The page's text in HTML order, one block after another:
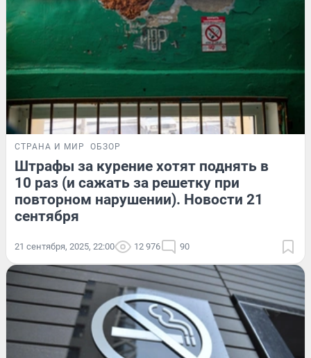
СТРАНА И МИР ОБЗОР
Штрафы за курение хотят поднять в
10 раз (и сажать за решетку при
повторном нарушении). Новости 21
сентября
21 сентября, 2025, 22:00 12 976 90